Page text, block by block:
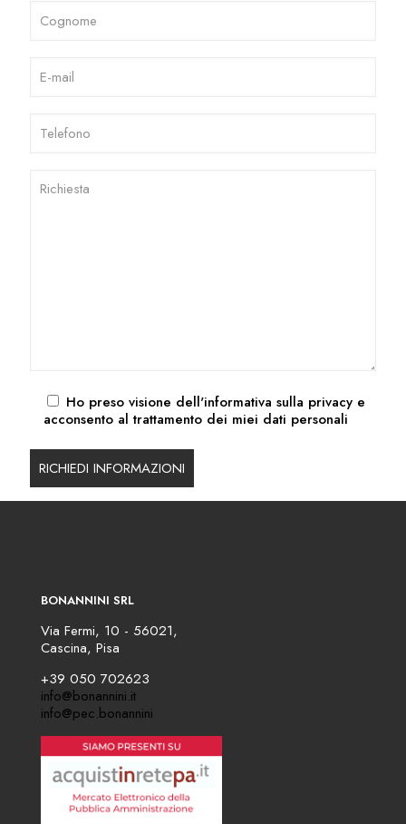
Ho preso visione dell'informativa sulla privacy e
acconsento al trattamento dei miei dati personali
BONANNINI SRL
Via Fermi, 10 - 56021,
Cascina, Pisa
+39 050 702623
info@bonannini.it
info@pec.bonannini